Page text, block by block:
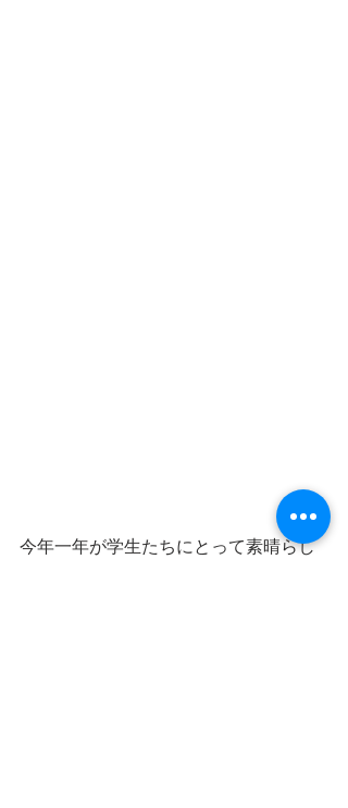
今年一年が学生たちにとって素晴らし